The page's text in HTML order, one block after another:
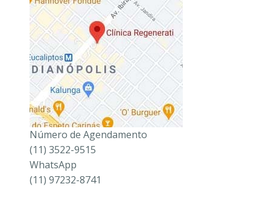
Número de Agendamento
(11) 3522-9515
WhatsApp
(11) 97232-8741